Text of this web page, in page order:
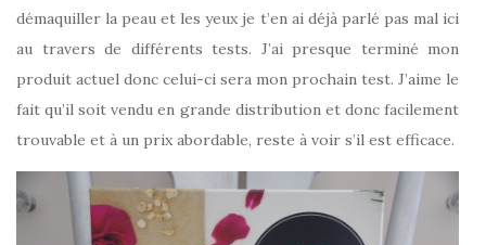
démaquiller la peau et les yeux je t’en ai déjà parlé pas mal ici
au travers de différents tests. J’ai presque terminé mon
produit actuel donc celui-ci sera mon prochain test. J’aime le
fait qu’il soit vendu en grande distribution et donc facilement
trouvable et à un prix abordable, reste à voir s’il est efficace.